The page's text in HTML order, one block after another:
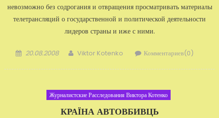
невозможно без содрогания и отвращения просматривать матери­алы
телетрансляций о государственной и политической деятельности
лидеров страны и иже с ними.
Добавлено
20.08.2008 Автор
Viktor Kotenko Комментариев(0)
Журналистские Расследования Виктора Котенко
КРАЇНА АВТОВБИВЦЬ